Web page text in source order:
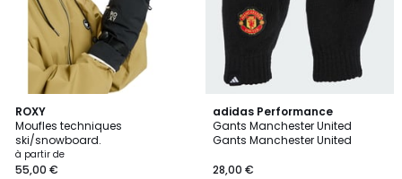
ROXY
Moufles techniques
ski/snowboard.
à partir de
55,00 €
2
Couleurs
adidas Performance
Gants Manchester United
Gants Manchester United
28,00 €